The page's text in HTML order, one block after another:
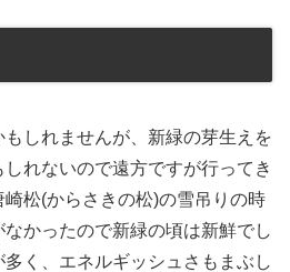
しれませんが、新緑の芽生えを
れないので遠方ですが行ってき
松(からさきの松)の雪吊りの時
かったので新緑の頃は新鮮でし
く、エネルギッシュさもまぶし